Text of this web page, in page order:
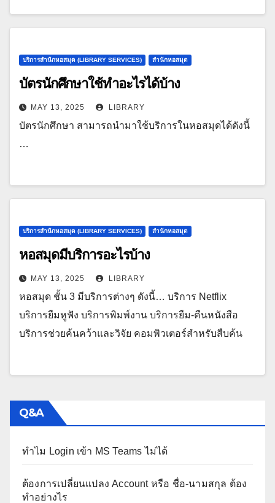
บริการสำนักหอสมุด (LIBRARY SERVICES) สำนักหอสมุด
บัตรนักศึกษาใช้ทำอะไรได้บ้าง
MAY 13, 2025 LIBRARY
บัตรนักศึกษา สามารถนำมาใช้บริการในหอสมุดได้ดังนี้
…
บริการสำนักหอสมุด (LIBRARY SERVICES) สำนักหอสมุด
หอสมุดมีบริการอะไรบ้าง
MAY 13, 2025 LIBRARY
หอสมุด ชั้น 3 มีบริการต่างๆ ดังนี้… บริการ Netflix
บริการยืมหูฟัง บริการพิมพ์งาน บริการยืม-คืนหนังสือ
บริการช่วยค้นคว้าและวิจัย คอมพิวเตอร์สำหรับสืบค้น
Q&A
ทำไม Login เข้า MS Teams ไม่ได้
ต้องการเปลี่ยนแปลง Account หรือ ชื่อ-นามสกุล ต้อง
ทำอย่างไร